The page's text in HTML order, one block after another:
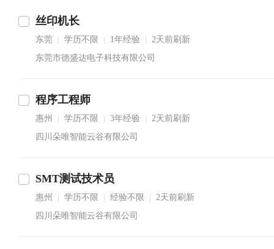
丝印机长
东莞 学历不限 1年经验
2天前刷新
东莞市德盛达电子科技有限公司
程序工程师
惠州 学历不限 3年经验
2天前刷新
四川朵唯智能云谷有限公司
SMT测试技术员
惠州 学历不限 经验不限
2天前刷新
四川朵唯智能云谷有限公司